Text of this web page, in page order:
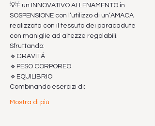
💡É un INNOVATIVO ALLENAMENTO in
SOSPENSIONE con l’utilizzo di un’AMACA
realizzata con il tessuto dei paracadute
con maniglie ad altezze regolabili.
Sfruttando:
🔹GRAVITÁ
🔹PESO CORPOREO
🔹EQUILIBRIO
Combinando esercizi di:
Mostra di più